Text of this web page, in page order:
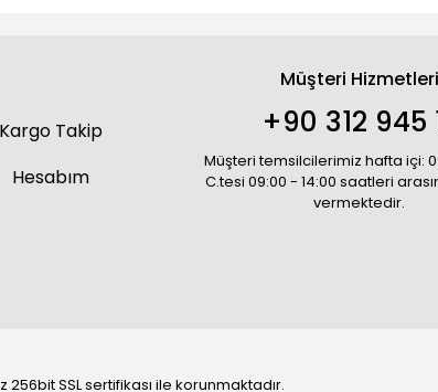
Kargo Takip
Hesabım
Müşteri Hizmetleri
+90 312 945
Müşteri temsilcilerimiz hafta içi:
C.tesi 09:00 - 14:00 saatleri
vermektedir.
256bit SSL sertifikası ile korunmaktadır.